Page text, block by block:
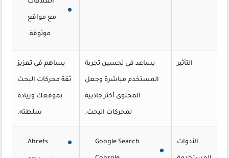
العلاقات
مع مواقع
موثوقة.
التأثير يساعد في تحسين تجربة
المستخدم مباشرة وجعل
المحتوى أكثر جاذبية
لمحركات البحث.
يساهم في تعزيز
ثقة محركات البحث
بموقعك وزيادة
سلطته.
الأدوات Google Search
Ahrefs